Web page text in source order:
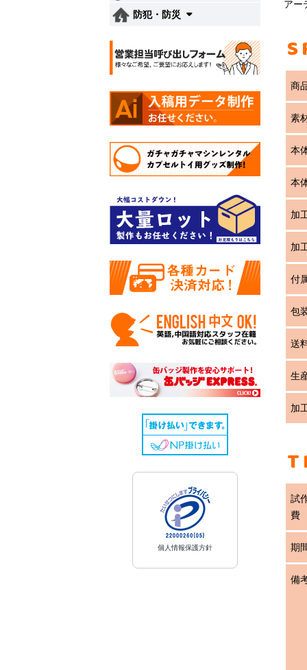
アー
商
素
本
本
加
加
付
包
送
生
加
試
費
期
備
防犯・防災
個人情報保護方針